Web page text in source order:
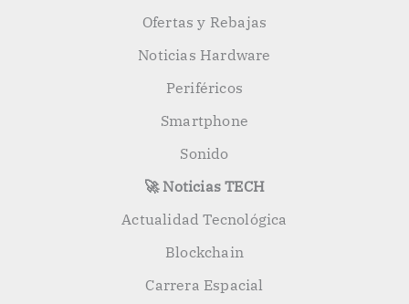
Ofertas y Rebajas
Noticias Hardware
Periféricos
Smartphone
Sonido
🚀 Noticias TECH
Actualidad Tecnológica
Blockchain
Carrera Espacial